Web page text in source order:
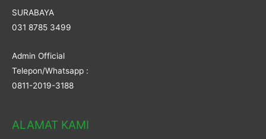
SURABAYA
031 8785 3499
Admin Official
Telepon/Whatsapp :
0811-2019-3188
ALAMAT KAMI